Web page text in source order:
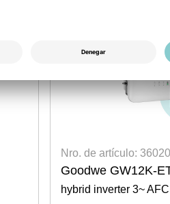
Nro. de artículo:
Goodwe GW12K-
hybrid inverter 3~ AFCI